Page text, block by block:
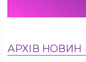
АРХІВ НОВИН